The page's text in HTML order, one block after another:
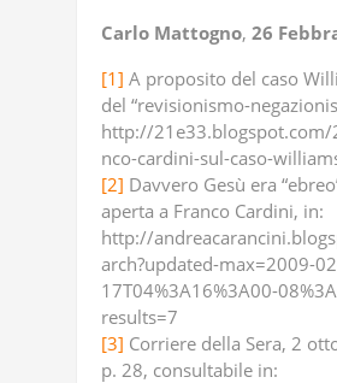
Carlo Mattogno, 26
[1] A proposito del caso
del “revisionismo-
http://
nco-cardini-sul-caso-
[2] Davvero Gesù era
aperta a Franco Cardini, in:
http://
arch?updated-max=2009-
17T04%3A16%3A00-
results=7
[3] Corriere della Sera, 2
p. 28, consultabile in: